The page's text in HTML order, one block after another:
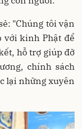
"Chúng tôi vận
với kinh Phật để
hỗ trợ giúp đỡ
chính sách
lại những xuyên